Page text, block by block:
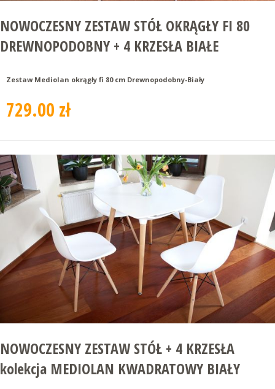
NOWOCZESNY ZESTAW STÓŁ OKRĄGŁY FI 80
DREWNOPODOBNY + 4 KRZESŁA BIAŁE
Zestaw Mediolan okrągły fi 80 cm Drewnopodobny-Biały
729.00 zł
NOWOCZESNY ZESTAW STÓŁ + 4 KRZESŁA
kolekcja MEDIOLAN KWADRATOWY BIAŁY